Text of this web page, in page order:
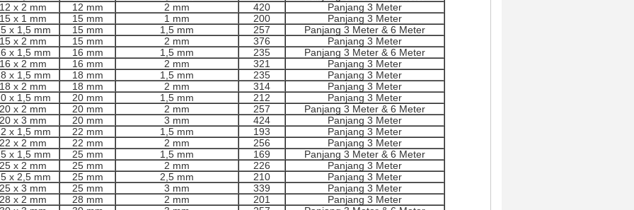
x 2 mm
12 mm 2 mm 420
Panjang 3 Meter
x 1 mm
15 mm 1 mm 200
Panjang 3 Meter
x 1,5 mm
15 mm 1,5 mm 257
Panjang 3 Meter & 6 Meter
x 2 mm
15 mm 2 mm 376
Panjang 3 Meter
x 1,5 mm
16 mm 1,5 mm 235
Panjang 3 Meter & 6 Meter
x 2 mm
16 mm 2 mm 321
Panjang 3 Meter
x 1,5 mm
18 mm 1,5 mm 235
Panjang 3 Meter
x 2 mm
18 mm 2 mm 314
Panjang 3 Meter
x 1,5 mm
20 mm 1,5 mm 212
Panjang 3 Meter
x 2 mm
20 mm 2 mm 257
Panjang 3 Meter & 6 Meter
x 3 mm
20 mm 3 mm 424
Panjang 3 Meter
x 1,5 mm
22 mm 1,5 mm 193
Panjang 3 Meter
x 2 mm
22 mm 2 mm 256
Panjang 3 Meter
x 1,5 mm
25 mm 1,5 mm 169
Panjang 3 Meter & 6 Meter
x 2 mm
25 mm 2 mm 226
Panjang 3 Meter
x 2,5 mm
25 mm 2,5 mm 210
Panjang 3 Meter
x 3 mm
25 mm 3 mm 339
Panjang 3 Meter
x 2 mm
28 mm 2 mm 201
Panjang 3 Meter